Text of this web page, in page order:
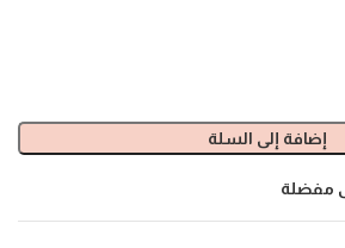
إضافة إلى السلة
مفضلة